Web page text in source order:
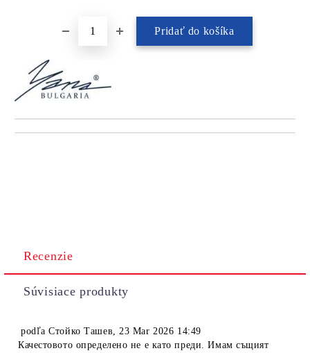
Recenzie
Súvisiace produkty
podľaСтойко Ташев,23 Mar 2026 14:49
Качестовото определено не е като преди. Имам същият